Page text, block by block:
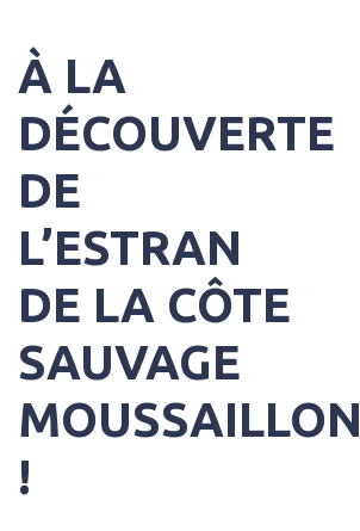
À LA
DÉCOUVERTE
DE
L’ESTRAN
DE LA CÔTE
SAUVAGE
MOUSSAILLON
!